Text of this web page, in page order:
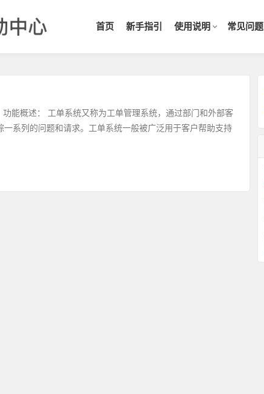
首页 新手指引 使用说明 常见问题
能概述： 工单系统又称为工单管理系统，通过部门和外部客
一系列的问题和请求。工单系统一般被广泛用于客户帮助支持